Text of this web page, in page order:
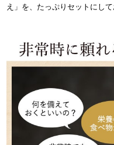
え」を、たっぷりセットにして